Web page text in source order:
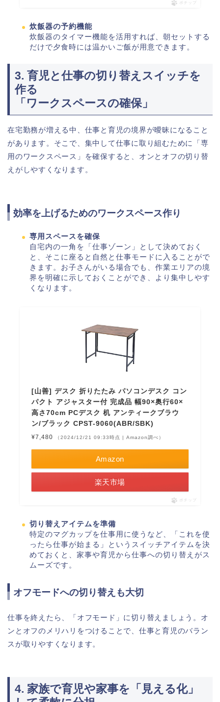
ポチップ
炊飯器の予約機能
炊飯器のタイマー機能を活用すれば、朝セットする
だけで夕食時には温かいご飯が用意できます。
3. 育児と仕事の切り替えスイッチを
作る
「ワークスペースの確保」
在宅勤務が増える中、仕事と育児の境界が曖昧になること
があります。そこで、集中して仕事に取り組むために「専
用のワークスペース」を確保すると、オンとオフの切り替
えがしやすくなります。
効率を上げるためのワークスペース作り
専用スペースを確保
自宅内の一角を「仕事ゾーン」として決めておく
と、そこに座ると自然と仕事モードに入ることがで
きます。お子さんがいる場合でも、作業エリアの境
界を明確に示しておくことができ、より集中しやす
くなります。
[山善] デスク 折りたたみ パソコンデスク コン
パクト アジャスター付 完成品 幅90×奥行60×
高さ70cm PCデスク 机 アンティークブラウ
ン/ブラック CPST-9060(ABR/SBK)
¥7,480 （2024/12/21 09:33時点 | Amazon調べ）
Amazon
楽天市場
ポチップ
切り替えアイテムを準備
特定のマグカップを仕事用に使うなど、「これを使
ったら仕事が始まる」というスイッチアイテムを決
めておくと、家事や育児から仕事への切り替えがス
ムーズです。
オフモードへの切り替えも大切
仕事を終えたら、「オフモード」に切り替えましょう。オ
ンとオフのメリハリをつけることで、仕事と育児のバラン
スが取りやすくなります。
4. 家族で育児や家事を「見える化」